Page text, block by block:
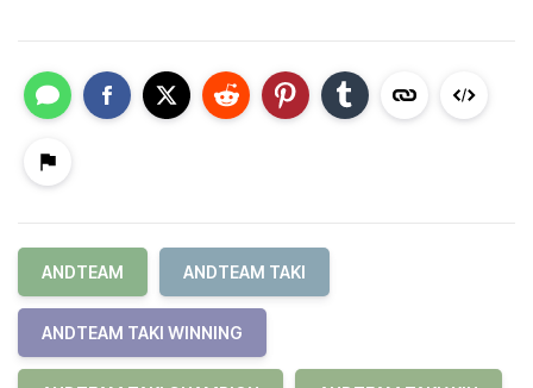
ANDTEAM ANDTEAM TAKI
ANDTEAM TAKI WINNING